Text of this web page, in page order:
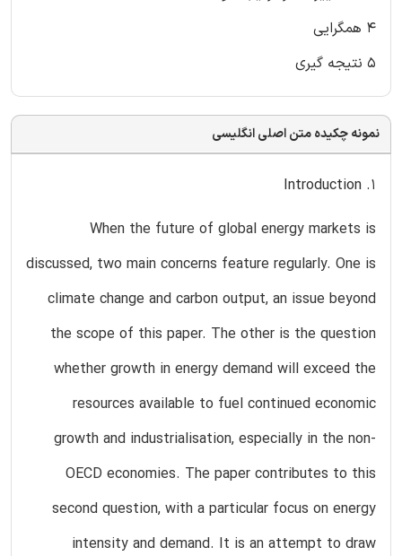
4 همگرایی
5 نتیجه گیری
نمونه چکیده متن اصلی انگلیسی
1. Introduction
When the future of global energy markets is
discussed, two main concerns feature regularly. One is
climate change and carbon output, an issue beyond
the scope of this paper. The other is the question
whether growth in energy demand will exceed the
resources available to fuel continued economic
growth and industrialisation, especially in the non-
OECD economies. The paper contributes to this
second question, with a particular focus on energy
intensity and demand. It is an attempt to draw